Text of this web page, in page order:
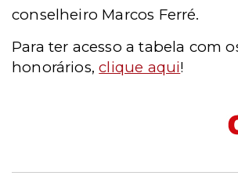
conselheiro Marcos Ferré.
Para ter acesso a tabela com
honorários,clique aqui!